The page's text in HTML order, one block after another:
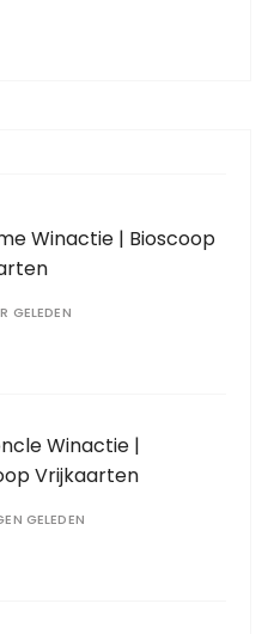
Winactie | Bioscoop
GELEDEN
Winactie |
Vrijkaarten
GELEDEN